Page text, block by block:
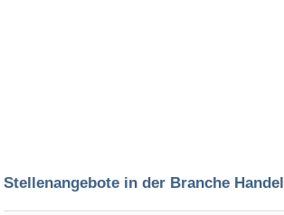
Stellenangebote in der Branche Handel